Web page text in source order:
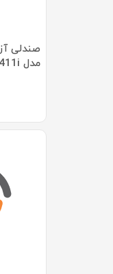
صندلی
مدل LCI 411i نیلپر